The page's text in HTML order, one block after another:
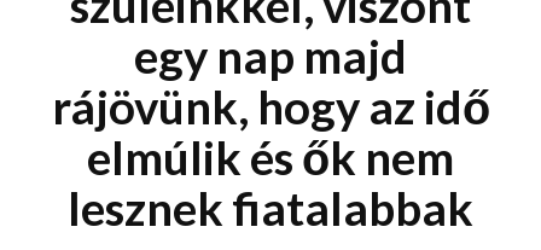
egy nap majd
rájövünk, hogy az idő
elmúlik és ők nem
lesznek fiatalabbak